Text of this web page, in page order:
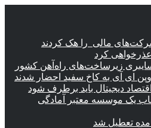
مالی را هک کردند
کرد
زیرساخت‌های راه‌آهن کشور
ای آی به کاخ سفید احضار شدند
دیجیتال باید برطرف شود
یک موسسه معتبر آمادگی
تعطیل شد